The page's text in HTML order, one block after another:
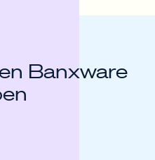
Banxware